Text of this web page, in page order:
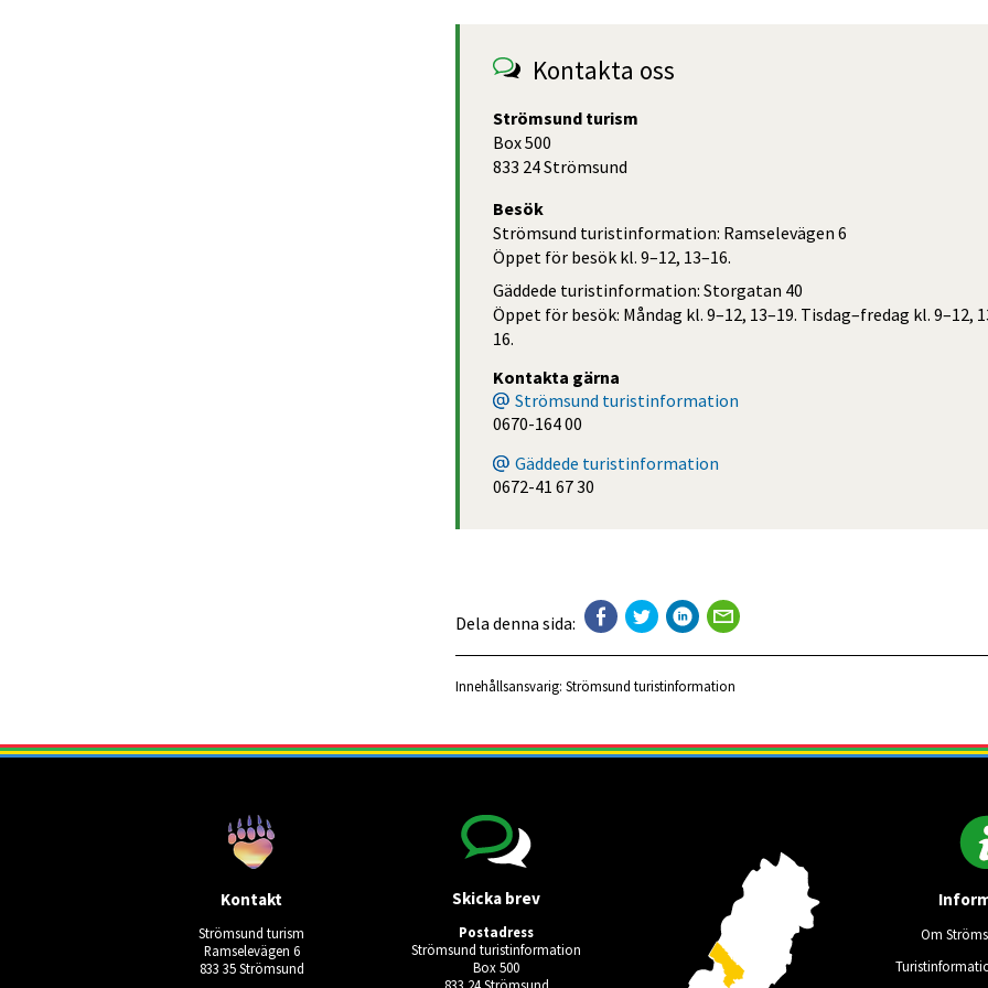
Kontakta oss
Strömsund turism
Box 500
833 24 Strömsund
Besök
Strömsund turistinformation: Ramselevägen 6
Öppet för besök kl. 9–12, 13–16.
Gäddede turistinformation: Storgatan 40
Öppet för besök: Måndag kl. 9–12, 13–19. Tisdag–fredag kl. 9–12,
16.
Kontakta gärna
Strömsund turistinformation
0670-164 00
Gäddede turistinformation
0672-41 67 30
Dela denna sida:
Innehållsansvarig: Strömsund turistinformation
Kontakt
Strömsund turism
Ramselevägen 6
833 35 Strömsund
Skicka brev
Postadress
Strömsund turistinformation
Box 500
833 24 Strömsund
Om